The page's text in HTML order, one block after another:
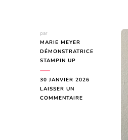
par
MARIE MEYER
DÉMONSTRATRICE
STAMPIN UP
30 JANVIER 2026
LAISSER UN
COMMENTAIRE